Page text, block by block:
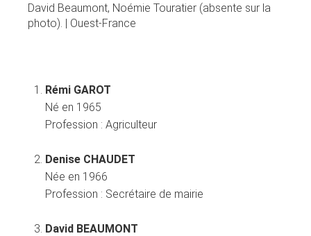
David Beaumont, Noémie Touratier (absente sur la
photo). | Ouest-France
Rémi GAROT
Né en 1965
Profession : Agriculteur
Denise CHAUDET
Née en 1966
Profession : Secrétaire de mairie
David BEAUMONT